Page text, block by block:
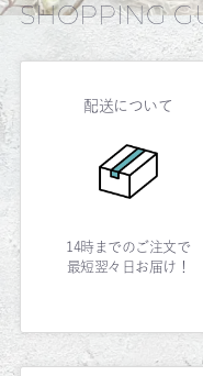
SHOPPING
配送について
14時までのご注文で
最短翌々日お届け！